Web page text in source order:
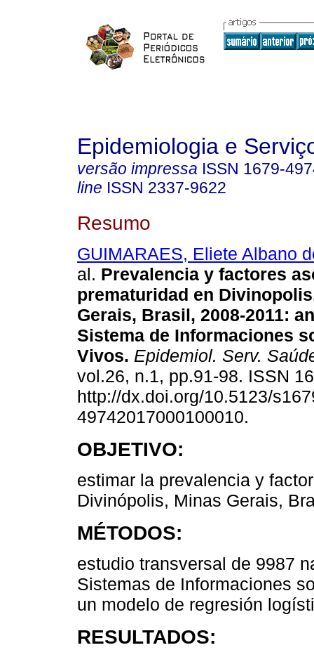
Epidemiologia e
versão impressa ISSN 1679-
line ISSN 2337-9622
Resumo
GUIMARAES, Eliete Albano
al. Prevalencia y factores
prematuridad en
Gerais, Brasil, 2008-2011:
Sistema de Informaciones
Vivos. Epidemiol. Serv.
vol.26, n.1, pp.91-98. ISSN
http://dx.doi.org/10.5123/
49742017000100010.
OBJETIVO:
estimar la prevalencia y
Divinópolis, Minas Gerais,
MÉTODOS:
estudio transversal de 9987
Sistemas de Informaciones
un modelo de regresión
RESULTADOS: